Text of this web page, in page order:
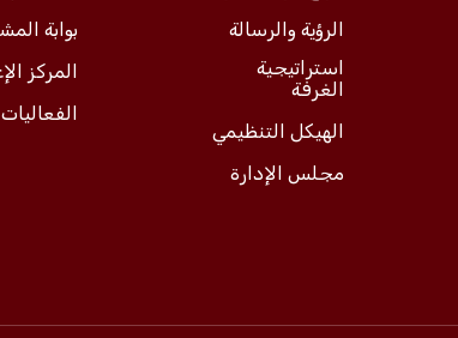
الرؤية والرسالة
استراتيجية
الغرفة
الهيكل التنظيمي
مجلس الإدارة
بوابة
المركز
الفعاليات